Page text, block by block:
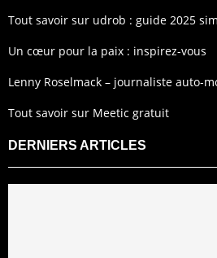
Tout savoir sur udrob : guide 2025
Un cœur pour la paix : inspirez-vous
Lenny Roselmack – journaliste auto-
Tout savoir sur Meetic gratuit
DERNIERS ARTICLES